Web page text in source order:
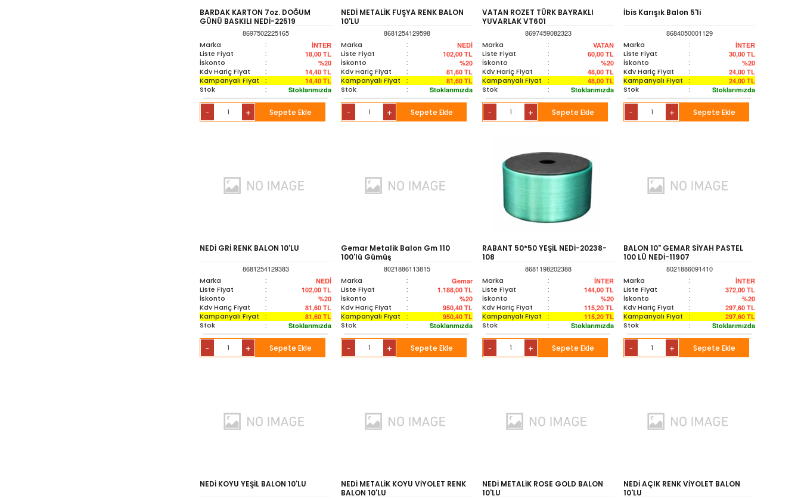
BARDAK KARTON 7oz. DOĞUM
GÜNÜ BASKILI NEDİ-22519
8697502225165
Marka
: İNTER
Liste Fiyat : 18,00 TL
İskonto : %20
Kdv Hariç Fiyat : 14,40 TL
Kampanyalı Fiyat : 14,40 TL
Stok : Stoklarımızda
- + Sepete Ekle
NEDİ METALİK FUŞYA RENK BALON
10'LU
8681254129598
Marka
: NEDİ
Liste Fiyat : 102,00 TL
İskonto : %20
Kdv Hariç Fiyat : 81,60 TL
Kampanyalı Fiyat : 81,60 TL
Stok : Stoklarımızda
- + Sepete Ekle
VATAN ROZET TÜRK BAYRAKLI
YUVARLAK VT601
8697459082323
Marka
: VATAN
Liste Fiyat : 60,00 TL
İskonto : %20
Kdv Hariç Fiyat : 48,00 TL
Kampanyalı Fiyat : 48,00 TL
Stok : Stoklarımızda
- + Sepete Ekle
İbis Karışık Balon 5'li
8684050001129
Marka
: İNTER
Liste Fiyat : 30,00 TL
İskonto : %20
Kdv Hariç Fiyat : 24,00 TL
Kampanyalı Fiyat : 24,00 TL
Stok : Stoklarımızda
- + Sepete Ekle
NEDİ GRİ RENK BALON 10'LU
8681254129383
Marka
: NEDİ
Liste Fiyat : 102,00 TL
İskonto : %20
Kdv Hariç Fiyat : 81,60 TL
Kampanyalı Fiyat : 81,60 TL
Stok : Stoklarımızda
- + Sepete Ekle
Gemar Metalik Balon Gm 110
100'lü Gümüş
8021886113815
Marka
: Gemar
Liste Fiyat : 1.188,00 TL
İskonto : %20
Kdv Hariç Fiyat : 950,40 TL
Kampanyalı Fiyat : 950,40 TL
Stok : Stoklarımızda
- + Sepete Ekle
RABANT 50*50 YEŞİL NEDİ-20238-
108
8681198202388
Marka
: İNTER
Liste Fiyat : 144,00 TL
İskonto : %20
Kdv Hariç Fiyat : 115,20 TL
Kampanyalı Fiyat : 115,20 TL
Stok : Stoklarımızda
- + Sepete Ekle
BALON 10" GEMAR SİYAH PASTEL
100 LÜ NEDİ-11907
8021886091410
Marka
: İNTER
Liste Fiyat : 372,00 TL
İskonto : %20
Kdv Hariç Fiyat : 297,60 TL
Kampanyalı Fiyat : 297,60 TL
Stok : Stoklarımızda
- + Sepete Ekle
NEDİ KOYU YEŞİL BALON 10'LU
NEDİ METALİK KOYU VİYOLET RENK
BALON 10'LU
NEDİ METALİK ROSE GOLD BALON
10'LU
NEDİ AÇIK RENK VİYOLET BALON
10'LU